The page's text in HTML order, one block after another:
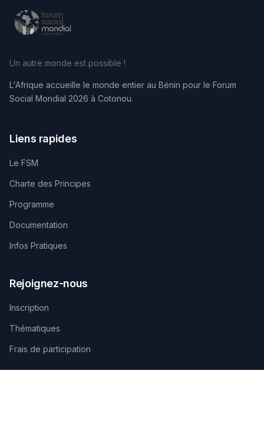
Un autre monde est possible !
L'Afrique accueille le monde entier au Bénin pour le Forum
Social Mondial 2026 à Cotonou.
Liens rapides
Le FSM
Charte des Principes
Programme
Documentation
Infos Pratiques
Rejoignez-nous
Inscription
Thématiques
Frais de participation